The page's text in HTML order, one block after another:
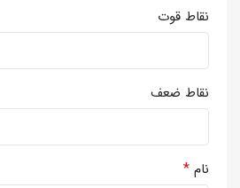
نقاط قوت
نقاط ضعف
نام *